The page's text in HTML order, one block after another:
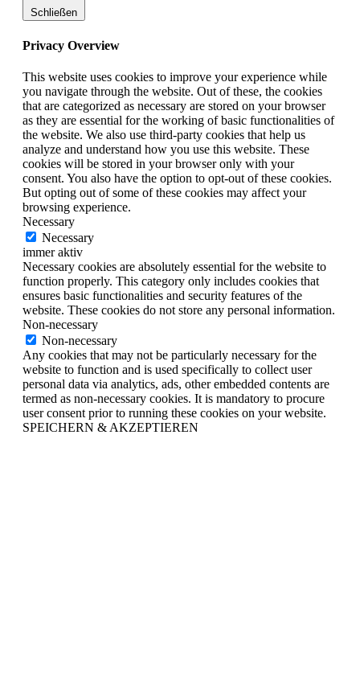
Schließen
Privacy Overview
This website uses cookies to improve your experience while
you navigate through the website. Out of these, the cookies
that are categorized as necessary are stored on your browser
as they are essential for the working of basic functionalities of
the website. We also use third-party cookies that help us
analyze and understand how you use this website. These
cookies will be stored in your browser only with your
consent. You also have the option to opt-out of these cookies.
But opting out of some of these cookies may affect your
browsing experience.
Necessary
Necessary
immer aktiv
Necessary cookies are absolutely essential for the website to
function properly. This category only includes cookies that
ensures basic functionalities and security features of the
website. These cookies do not store any personal information.
Non-necessary
Non-necessary
Any cookies that may not be particularly necessary for the
website to function and is used specifically to collect user
personal data via analytics, ads, other embedded contents are
termed as non-necessary cookies. It is mandatory to procure
user consent prior to running these cookies on your website.
SPEICHERN & AKZEPTIEREN